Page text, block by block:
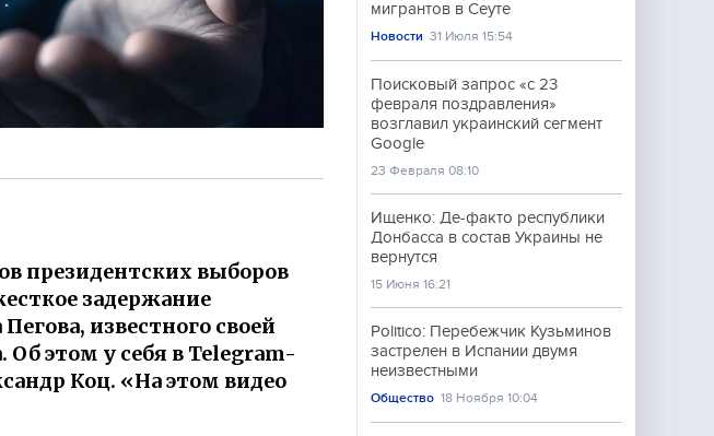
президентских выборов
задержание
известного своей
этом у себя в Telegram-
Коц. «На этом видео
мигрантов в Сеуте
Новости 31 Июля 15:54
Поисковый запрос «с 23
февраля поздравления»
возглавил украинский сегмент
Google
23 Февраля 08:10
Ищенко: Де-факто республики
Донбасса в состав Украины не
вернутся
15 Июня 16:21
Politico: Перебежчик Кузьминов
застрелен в Испании двумя
неизвестными
Общество 18 Ноября 10:04